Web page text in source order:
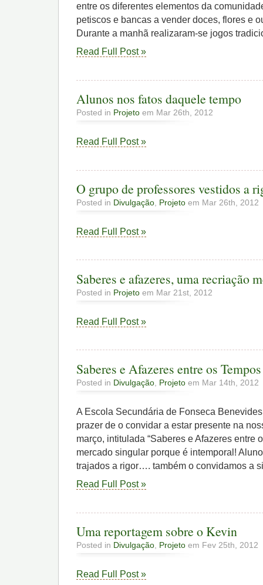
entre os diferentes elementos da
petiscos e bancas a vender doces, flores e
Durante a manhã realizaram-se jogos
Read Full Post »
Alunos nos fatos daquele tempo
Posted in Projeto em Mar 26th, 2012
Read Full Post »
O grupo de professores vestidos a
Posted in Divulgação Projeto em Mar 26th, 2012
Read Full Post »
Saberes e afazeres, uma recriação
Posted in Projeto em Mar 21st, 2012
Read Full Post »
Saberes e Afazeres entre os Tempos
Posted in Divulgação Projeto em Mar 14th, 2012
A Escola Secundária de Fonseca
prazer de o convidar a estar presente na
março, intitulada “Saberes e Afazeres entre
mercado singular porque é intemporal!
trajados a rigor…. também o convidamos a
Read Full Post »
Uma reportagem sobre o Kevin
Posted in Divulgação Projeto em Fev 25th, 2012
Read Full Post »